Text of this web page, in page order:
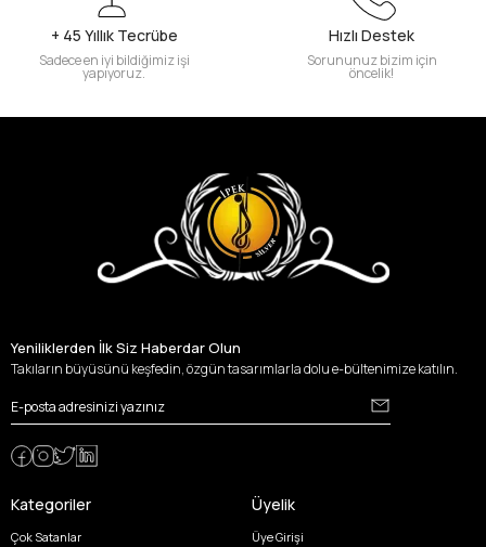
+ 45 Yıllık Tecrübe
Sadece en iyi bildiğimiz işi
yapıyoruz.
Hızlı Destek
Sorununuz bizim için
öncelik!
Yeniliklerden İlk Siz Haberdar Olun
Takıların büyüsünü keşfedin, özgün tasarımlarla dolu e-bültenimize katılın.
Kategoriler
Çok Satanlar
Üyelik
Üye Girişi